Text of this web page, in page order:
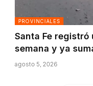
PROVINCIALES
Santa Fe
semana y ya
agosto 5, 2026